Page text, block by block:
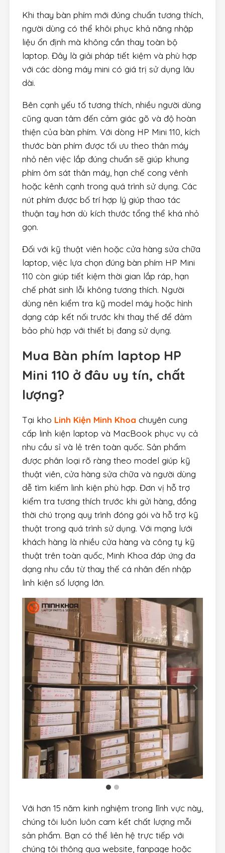
Khi thay bàn phím mới đúng chuẩn tương thích,
người dùng có thể khôi phục khả năng nhập
liệu ổn định mà không cần thay toàn bộ
laptop. Đây là giải pháp tiết kiệm và phù hợp
với các dòng máy mini có giá trị sử dụng lâu
dài.
Bên cạnh yếu tố tương thích, nhiều người dùng
cũng quan tâm đến cảm giác gõ và độ hoàn
thiện của bàn phím. Với dòng HP Mini 110, kích
thước bàn phím được tối ưu theo thân máy
nhỏ nên việc lắp đúng chuẩn sẽ giúp khung
phím ôm sát thân máy, hạn chế cong vênh
hoặc kênh cạnh trong quá trình sử dụng. Các
nút phím được bố trí hợp lý giúp thao tác
thuận tay hơn dù kích thước tổng thể khá nhỏ
gọn.
Đối với kỹ thuật viên hoặc cửa hàng sửa chữa
laptop, việc lựa chọn đúng bàn phím HP Mini
110 còn giúp tiết kiệm thời gian lắp ráp, hạn
chế phát sinh lỗi không tương thích. Người
dùng nên kiểm tra kỹ model máy hoặc hình
dạng cáp kết nối trước khi thay thế để đảm
bảo phù hợp với thiết bị đang sử dụng.
Mua Bàn phím laptop HP
Mini 110 ở đâu uy tín, chất
lượng?
Tại kho Linh Kiện Minh Khoa chuyên cung
cấp linh kiện laptop và MacBook phục vụ cả
nhu cầu sỉ và lẻ trên toàn quốc. Sản phẩm
được phân loại rõ ràng theo model giúp kỹ
thuật viên, cửa hàng sửa chữa và người dùng
dễ tìm kiếm linh kiện phù hợp. Đơn vị hỗ trợ
kiểm tra tương thích trước khi gửi hàng, đồng
thời chú trọng quy trình đóng gói và hỗ trợ kỹ
thuật trong quá trình sử dụng. Với mạng lưới
khách hàng là nhiều cửa hàng và công ty kỹ
thuật trên toàn quốc, Minh Khoa đáp ứng đa
dạng nhu cầu từ thay thế cá nhân đến nhập
linh kiện số lượng lớn.
Với hơn 15 năm kinh nghiệm trong lĩnh vực này,
chúng tôi luôn luôn cam kết chất lượng mỗi
sản phẩm. Bạn có thể liên hệ trực tiếp với
chúng tôi thông qua website, fanpage hoặc